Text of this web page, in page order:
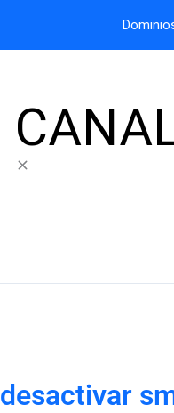
desactivar